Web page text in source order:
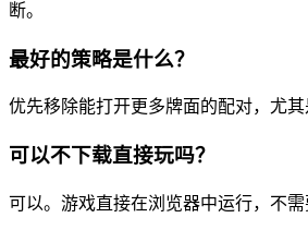
断。
最好的策略是什么？
优先移除能打开更多牌面的配对，尤其
可以不下载直接玩吗？
可以。游戏直接在浏览器中运行，不需